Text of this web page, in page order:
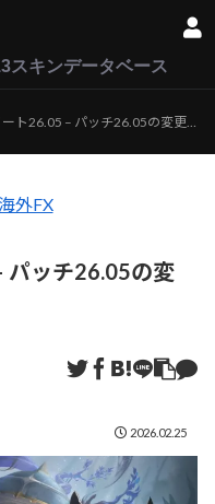
スキンデータベース
26.05 – パッチ26.05の変更内容まとめ
外FX
パッチ26.05の変
2026.02.25